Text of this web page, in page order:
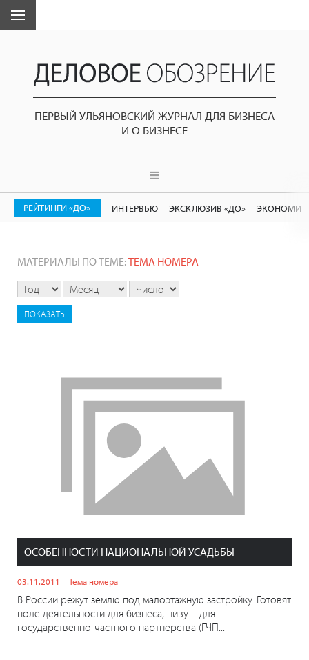
ПЕРВЫЙ УЛЬЯНОВСКИЙ ЖУРНАЛ ДЛЯ БИЗНЕСА
И О БИЗНЕСЕ
РЕЙТИНГИ «ДО» ИНТЕРВЬЮ ЭКСКЛЮЗИВ «ДО»
МАТЕРИАЛЫ ПО ТЕМЕ:ТЕМА НОМЕРА
ОСОБЕННОСТИ НАЦИОНАЛЬНОЙ УСАДЬБЫ
03.11.2011 Тема номера
В России режут землю под малоэтажную застройку. Готовят
поле деятельности для бизнеса, ниву – для
государственно-частного партнерства (ГЧП...